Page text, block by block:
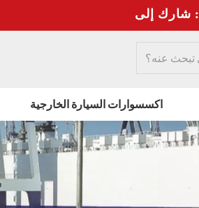
شارك إلى :
اكسسوارات السيارة الخارجية